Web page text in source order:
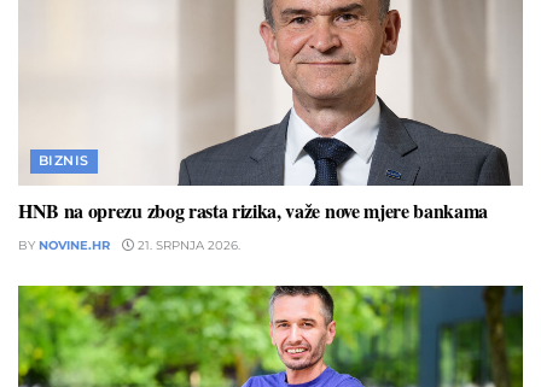
BIZNIS
HNB na oprezu zbog rasta rizika, važe nove mjere bankama
BY NOVINE.HR 21. SRPNJA 2026.